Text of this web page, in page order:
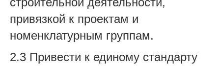
привязкой к проектам и
номенклатурным группам.
2.3 Привести к единому стандарту